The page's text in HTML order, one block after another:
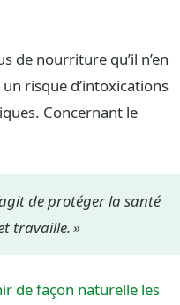
de nourriture qu’il n’en
risque d’intoxications
Concernant le
de protéger la santé
travaille. »
de façon naturelle les